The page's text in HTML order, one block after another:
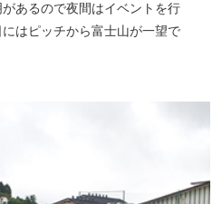
あるので夜間はイベントを行
はピッチから富士山が一望で